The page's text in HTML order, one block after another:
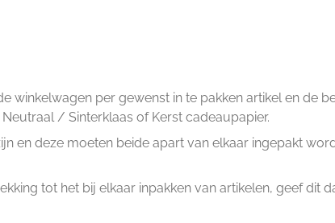
winkelwagen per gewenst in te pakken artikel en de
/ Sinterklaas of Kerst cadeaupapier.
en deze moeten beide apart van elkaar ingepakt
tot het bij elkaar inpakken van artikelen, geef dit